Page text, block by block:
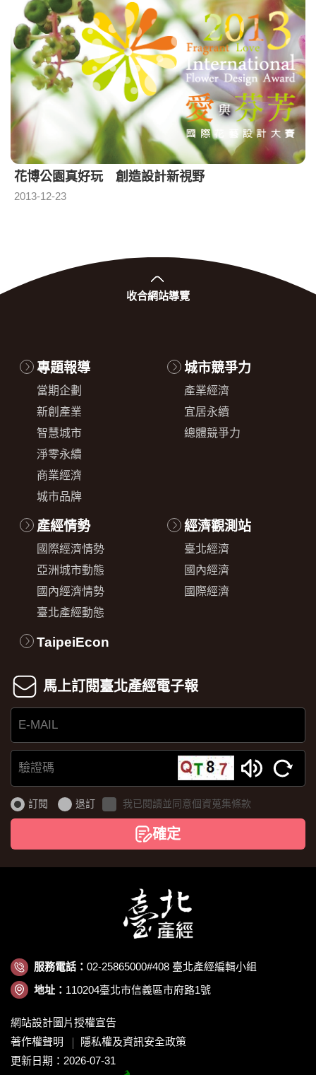
花博公園真好玩 創造設計新視野
2013-12-23
收合網站導覽
專題報導
當期企劃
新創產業
智慧城市
淨零永續
商業經濟
城市品牌
城市競爭力
產業經濟
宜居永續
總體競爭力
產經情勢
國際經濟情勢
亞洲城市動態
國內經濟情勢
臺北產經動態
經濟觀測站
臺北經濟
國內經濟
國際經濟
TaipeiEcon
馬上訂閱臺北產經電子報
MAIL
證
碼
訂閱 退訂 我已閱讀並同意個資蒐集條款
確定
服務電話： 02-25865000#408 臺北產經編輯小組
地址： 110204臺北市信義區市府路1號
網站設計圖片授權宣告
著作權聲明
隱私權及資訊安全政策
更新日期：2026-07-31